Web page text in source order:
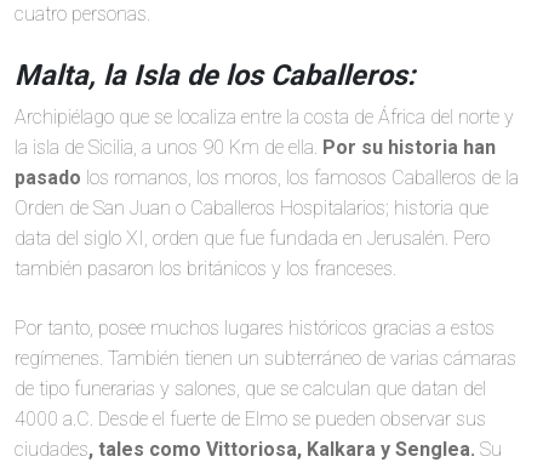
cuatro personas.
Malta, la Isla de los Caballeros:
Archipiélago que se localiza entre la costa de África del norte y
la isla de Sicilia, a unos 90 Km de ella. Por su historia han
pasado los romanos, los moros, los famosos Caballeros de la
Orden de San Juan o Caballeros Hospitalarios; historia que
data del siglo XI, orden que fue fundada en Jerusalén. Pero
también pasaron los británicos y los franceses.
Por tanto, posee muchos lugares históricos gracias a estos
regímenes. También tienen un subterráneo de varias cámaras
de tipo funerarias y salones, que se calculan que datan del
4000 a.C. Desde el fuerte de Elmo se pueden observar sus
ciudades, tales como Vittoriosa, Kalkara y Senglea. Su